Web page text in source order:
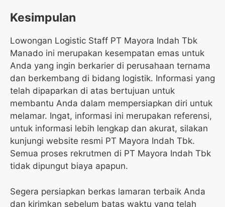
Kesimpulan
Lowongan Logistic Staff PT Mayora Indah Tbk
Manado ini merupakan kesempatan emas untuk
Anda yang ingin berkarier di perusahaan ternama
dan berkembang di bidang logistik. Informasi yang
telah dipaparkan di atas bertujuan untuk
membantu Anda dalam mempersiapkan diri untuk
melamar. Ingat, informasi ini merupakan referensi,
untuk informasi lebih lengkap dan akurat, silakan
kunjungi website resmi PT Mayora Indah Tbk.
Semua proses rekrutmen di PT Mayora Indah Tbk
tidak dipungut biaya apapun.
Segera persiapkan berkas lamaran terbaik Anda
dan kirimkan sebelum batas waktu yang telah